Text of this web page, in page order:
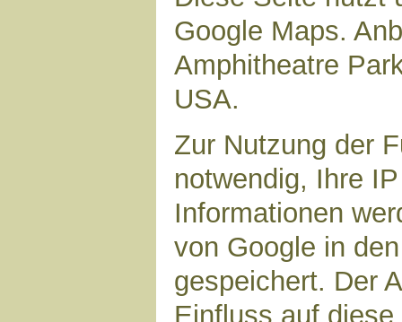
Google Maps.
Amphitheatre
USA.
Zur Nutzung der
notwendig, Ihre
Informationen
von Google in
gespeichert. Der
Einfluss auf